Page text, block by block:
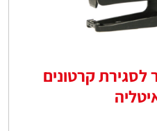
לסגירת קרטונים